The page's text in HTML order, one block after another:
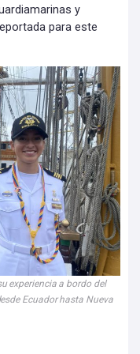
y
para este
experiencia a bordo del
Ecuador hasta Nueva